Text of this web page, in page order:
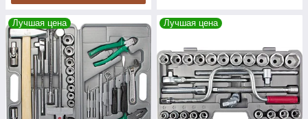
Лучшая цена Лучшая цена